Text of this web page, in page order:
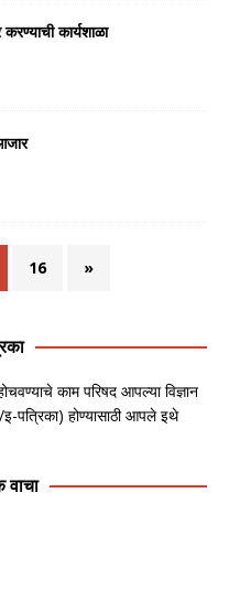
कार्यशाळा
16 »
काम परिषद आपल्या विज्ञान
पत्रिका) होण्यासाठी आपले इथे